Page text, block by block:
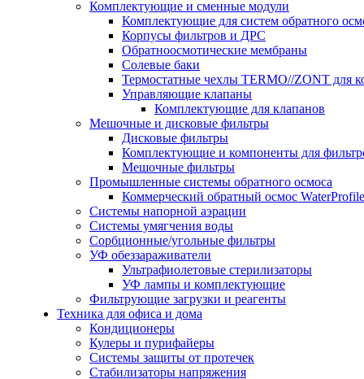
Комплектующие и сменные модули
Комплектующие для систем обратного
Корпусы фильтров и ДРС
Обратноосмотические мембраны
Солевые баки
Термостатные чехлы TERMO//ZONT для
Управляющие клапаны
Комплектующие для клапанов
Мешочные и дисковые фильтры
Дисковые фильтры
Комплектующие и компоненты для
Мешочные фильтры
Промышленные системы обратного осмоса
Коммерческий обратный осмос WaterProfile
Системы напорной аэрации
Системы умягчения воды
Сорбционные/угольные фильтры
УФ обеззараживатели
Ультрафиолетовые стерилизаторы
УФ лампы и комплектующие
Фильтрующие загрузки и реагенты
Техника для офиса и дома
Кондиционеры
Кулеры и пурифайеры
Системы защиты от протечек
Стабилизаторы напряжения